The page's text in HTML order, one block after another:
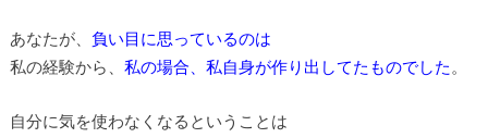
あなたが、 負い目に思っているのは
私の経験から、 私の場合、私自身が作り出してたものでした 。
自分に気を使わなくなるということは